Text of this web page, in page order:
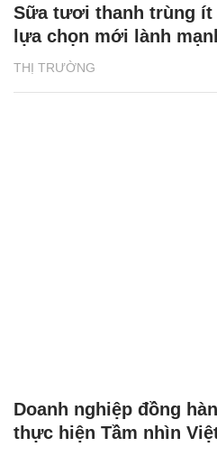
THỊ TRƯỜNG
Sữa tươi thanh trùng
lựa chọn mới lành
Doanh nghiệp đồng
thực hiện Tầm nhìn